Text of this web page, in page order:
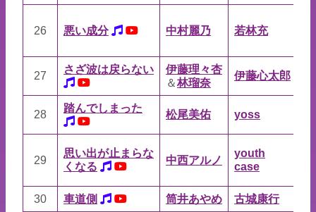
26 悪い成分 中村麗乃 若林充
27
さざ波は戻らない
伊藤理々杏
＆林瑠奈
伊藤心太郎
28
踏んでしまった
松尾美佑 yoss
29
思い出が止まらな
くなる
中西アルノ
youth
case
30 車道側 筒井あやめ 古城康行